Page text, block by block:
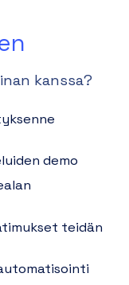
kanssa?
demo
teidän